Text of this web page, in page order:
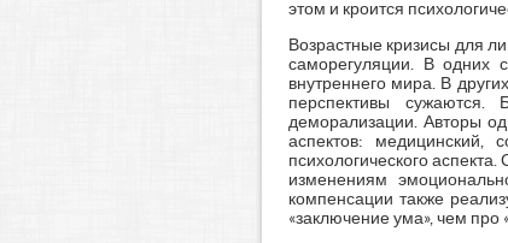
этом и кроится
Возрастные кризисы для
саморегуляции. В одних
внутреннего мира. В
перспективы сужаются.
деморализации. Авторы
аспектов: медицинский,
психологического
изменениям
компенсации также
«заключение ума», чем про